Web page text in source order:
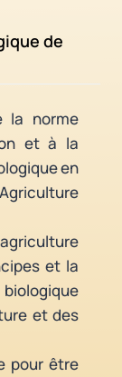
de
la norme
et à la
en
et la
et des
pour être